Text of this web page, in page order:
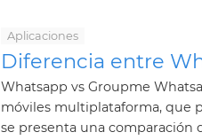
Aplicaciones
Diferencia entre
Whatsapp vs Groupme
móviles multiplataforma, que
se presenta una comparación